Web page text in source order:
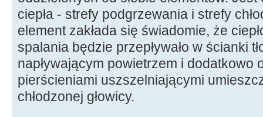
ciepła - strefy podgrzewania i strefy
element zakłada się świadomie, że
spalania będzie przepływało w ścianki
napływającym powietrzem i dodatkowo
pierścieniami uszszelniającymi
chłodzonej głowicy.